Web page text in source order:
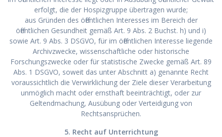
erfolgt, die der Hospizgruppe übertragen wurde;
aus Gründen des öffentlichen Interesses im Bereich der
öffentlichen Gesundheit gemäß Art. 9 Abs. 2 Buchst. h) und i)
sowie Art. 9 Abs. 3 DSGVO, für im öffentlichen Interesse liegende
Archivzwecke, wissenschaftliche oder historische
Forschungszwecke oder für statistische Zwecke gemäß Art. 89
Abs. 1 DSGVO, soweit das unter Abschnitt a) genannte Recht
voraussichtlich die Verwirklichung der Ziele dieser Verarbeitung
unmöglich macht oder ernsthaft beeinträchtigt, oder zur
Geltendmachung, Ausübung oder Verteidigung von
Rechtsansprüchen.
5. Recht auf Unterrichtung